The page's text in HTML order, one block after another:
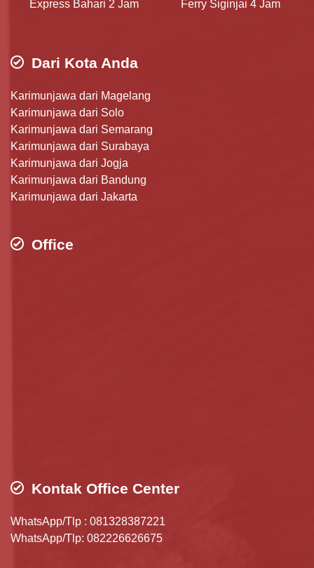
Express Bahari 2 Jam Ferry Siginjai 4 Jam
Dari Kota Anda
Karimunjawa dari Magelang
Karimunjawa dari Solo
Karimunjawa dari Semarang
Karimunjawa dari Surabaya
Karimunjawa dari Jogja
Karimunjawa dari Bandung
Karimunjawa dari Jakarta
Office
Kontak Office Center
WhatsApp/Tlp : 081328387221
WhatsApp/Tlp: 082226626675